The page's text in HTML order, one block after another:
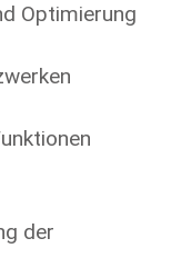
Optimierung
der